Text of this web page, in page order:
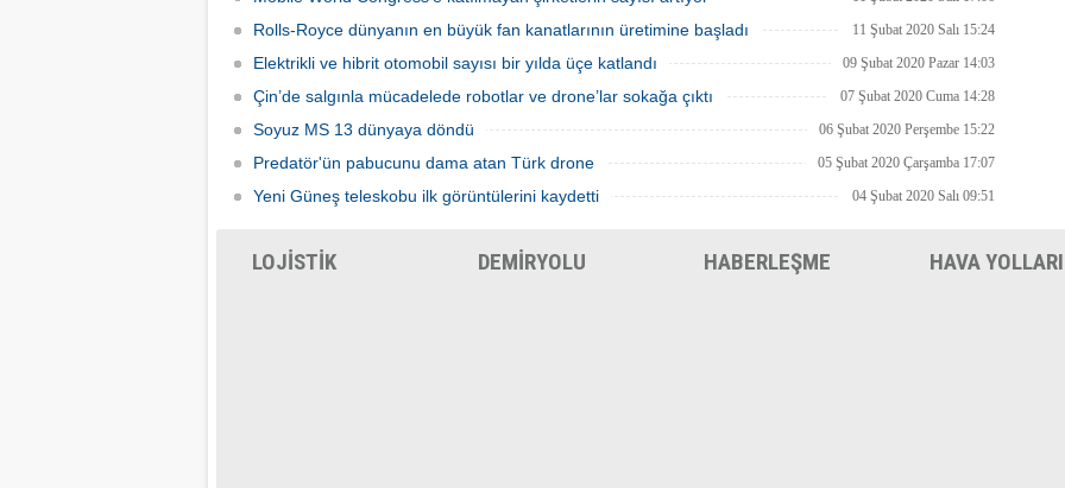
Rolls-Royce dünyanın en büyük fan kanatlarının üretimine başladı 11 Şubat 2020 Salı 15:24
Elektrikli ve hibrit otomobil sayısı bir yılda üçe katlandı 09 Şubat 2020 Pazar 14:03
Çin’de salgınla mücadelede robotlar ve drone’lar sokağa çıktı 07 Şubat 2020 Cuma 14:28
Soyuz MS 13 dünyaya döndü 06 Şubat 2020 Perşembe 15:22
Predatör'ün pabucunu dama atan Türk drone 05 Şubat 2020 Çarşamba 17:07
Yeni Güneş teleskobu ilk görüntülerini kaydetti 04 Şubat 2020 Salı 09:51
LOJİSTİK DEMİRYOLU HABERLEŞME HAVA YOLLARI